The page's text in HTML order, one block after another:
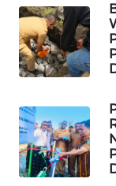
ALPERKLINAS
FORJASIDA
TAMBANG
NEWS
SITUNGIR
NEWS